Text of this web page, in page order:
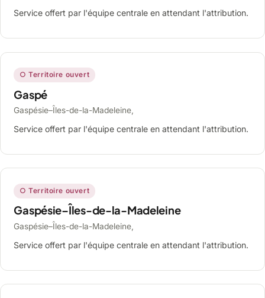
Service offert par l'équipe centrale en attendant l'attribution.
○ Territoire ouvert
Gaspé
Gaspésie–Îles-de-la-Madeleine,
Service offert par l'équipe centrale en attendant l'attribution.
○ Territoire ouvert
Gaspésie–Îles-de-la-Madeleine
Gaspésie–Îles-de-la-Madeleine,
Service offert par l'équipe centrale en attendant l'attribution.